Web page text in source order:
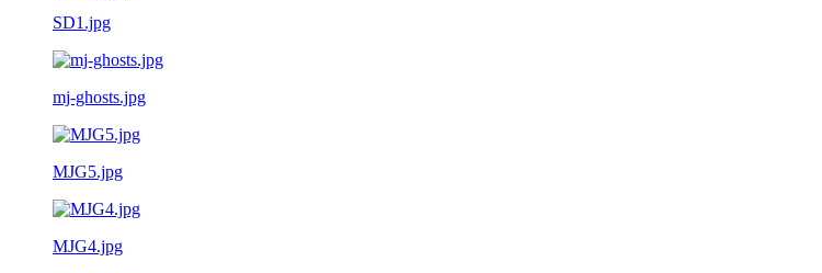
SD1.jpg
mj-ghosts.jpg
MJG5.jpg
MJG4.jpg